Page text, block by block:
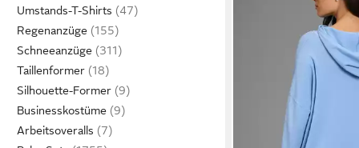
Umstands-T-Shirts
Regenanzüge
Schneeanzüge
Taillenformer
Silhouette-Former
Businesskostüme
Arbeitsoveralls